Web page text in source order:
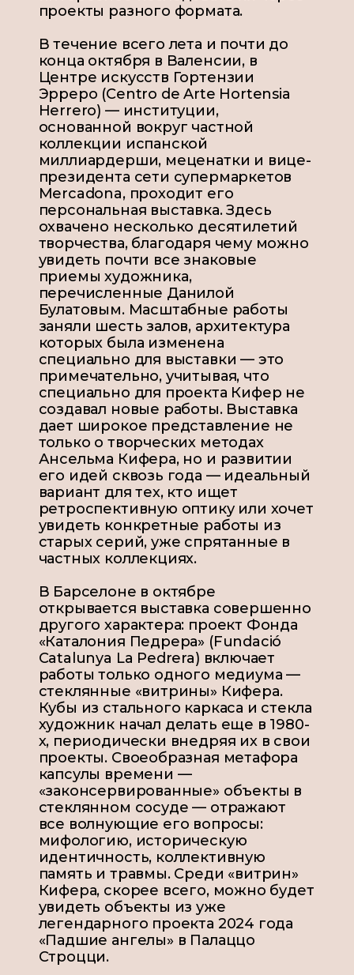
проекты разного формата.
В течение всего лета и почти до
конца октября в Валенсии, в
Центре искусств Гортензии
Эрреро (Centro de Arte Hortensia
Herrero) — институции,
основанной вокруг частной
коллекции испанской
миллиардерши, меценатки и вице-
президента сети супермаркетов
Mercadona, проходит его
персональная выставка. Здесь
охвачено несколько десятилетий
творчества, благодаря чему можно
увидеть почти все знаковые
приемы художника,
перечисленные Данилой
Булатовым. Масштабные работы
заняли шесть залов, архитектура
которых была изменена
специально для выставки — это
примечательно, учитывая, что
специально для проекта Кифер не
создавал новые работы. Выставка
дает широкое представление не
только о творческих методах
Ансельма Кифера, но и развитии
его идей сквозь года — идеальный
вариант для тех, кто ищет
ретроспективную оптику или хочет
увидеть конкретные работы из
старых серий, уже спрятанные в
частных коллекциях.
В Барселоне в октябре
открывается выставка совершенно
другого характера: проект Фонда
«Каталония Педрера» (Fundació
Catalunya La Pedrera) включает
работы только одного медиума —
стеклянные «витрины» Кифера.
Кубы из стального каркаса и стекла
художник начал делать еще в 1980-
х, периодически внедряя их в свои
проекты. Своеобразная метафора
капсулы времени —
«законсервированные» объекты в
стеклянном сосуде — отражают
все волнующие его вопросы:
мифологию, историческую
идентичность, коллективную
память и травмы. Среди «витрин»
Кифера, скорее всего, можно будет
увидеть объекты из уже
легендарного проекта 2024 года
«Падшие ангелы» в Палаццо
Строцци.